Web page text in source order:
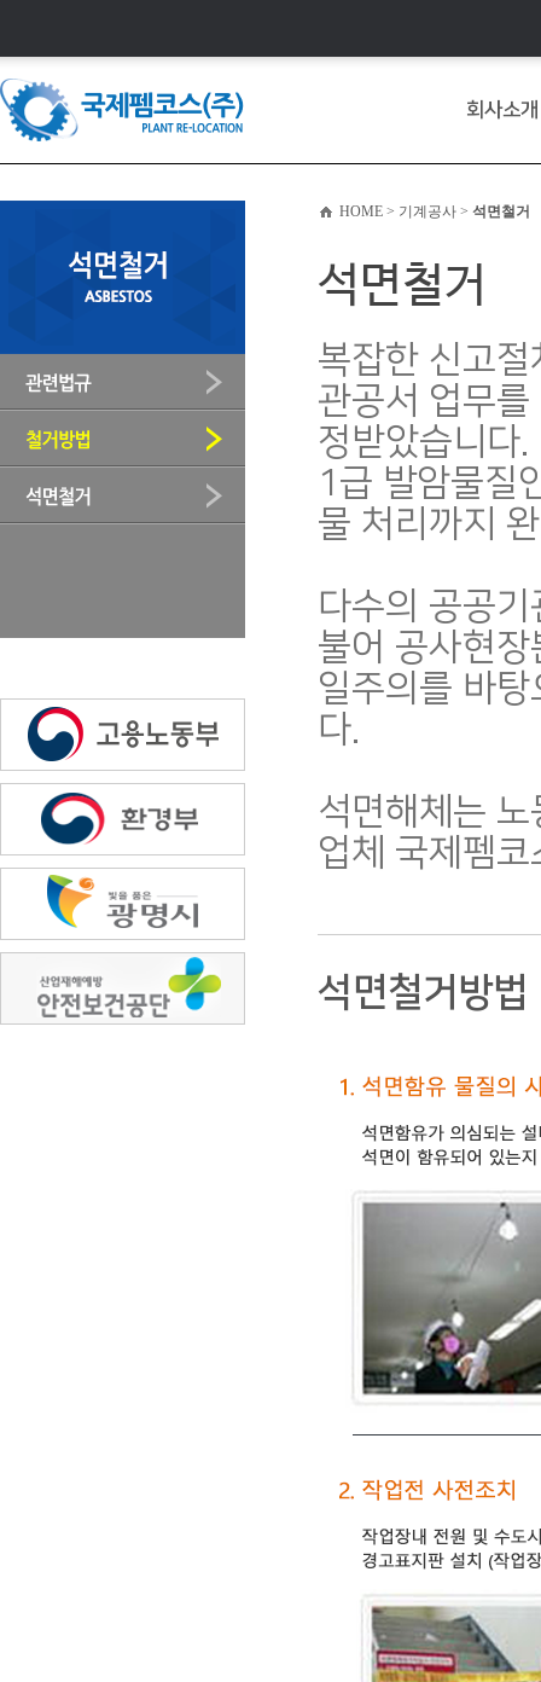
회사소개
HOME > 기계공사 > 석면철거
석면철거
복잡한 신고
관공서 업무
정받았습니다.
1급 발암물질
물 처리까지
다수의 공공
불어 공사현
일주의를 바
다.
석면해체는
업체 국제펨
석면철거방법